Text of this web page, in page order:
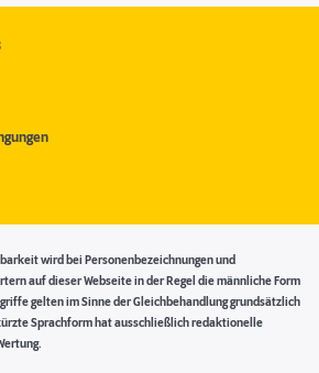
wird bei Personenbezeichnungen und
auf dieser Webseite in der Regel die männliche Form
gelten im Sinne der Gleichbehandlung grundsätzlich
Sprachform hat ausschließlich redaktionelle